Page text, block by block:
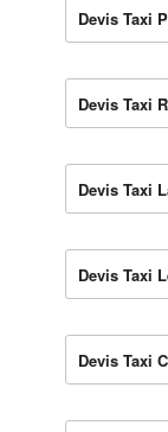
Devis Taxi
Devis Taxi
Devis Taxi
Devis Taxi
Devis Taxi